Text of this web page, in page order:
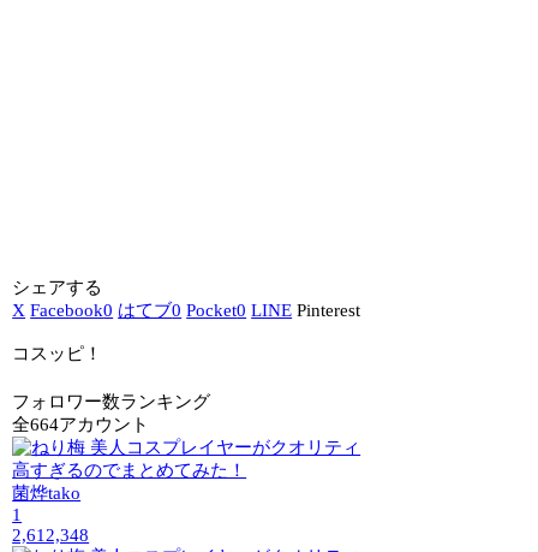
シェアする
X Facebook0 はてブ0 Pocket0 LINE Pinterest
コスッピ！
フォロワー数ランキング
全664アカウント
菌烨tako
1
2,612,348